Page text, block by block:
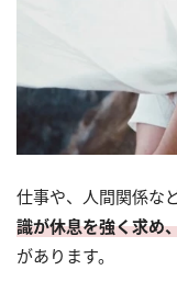
仕事や、人間関係な
識が休息を強く求め
があります。